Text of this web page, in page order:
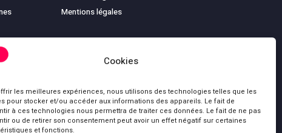
Cookies
les meilleures expériences, nous utilisons des technologies telles que les
pour stocker et/ou accéder aux informations des appareils. Le fait de
à ces technologies nous permettra de traiter ces données. Le fait de ne pas
ou de retirer son consentement peut avoir un effet négatif sur certaines
et fonctions.
Mentions légales